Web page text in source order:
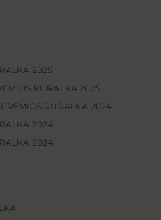
2025
RURALKA 2025
RURALKA 2024
2024
2024